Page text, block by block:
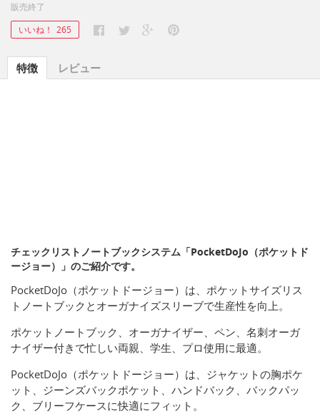
販売終了
いいね！ 265
特徴 レビュー
チェックリストノートブックシステム「PocketDoJo（ポケットド
ージョー）」のご紹介です。
PocketDoJo（ポケットドージョー）は、ポケットサイズリス
トノートブックとオーガナイズスリーブで生産性を向上。
ポケットノートブック、オーガナイザー、ペン、名刺オーガ
ナイザー付きで忙しい両親、学生、プロ使用に最適。
PocketDoJo（ポケットドージョー）は、ジャケットの胸ポケ
ット、ジーンズバックポケット、ハンドバック、バックパッ
ク、ブリーフケースに快適にフィット。